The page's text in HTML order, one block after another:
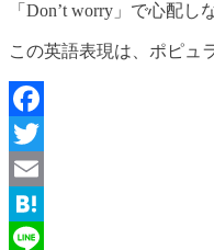
「Don’t worry」で心配し
この英語表現は、ポピュ
Facebook
Twitter
Email
Hatena